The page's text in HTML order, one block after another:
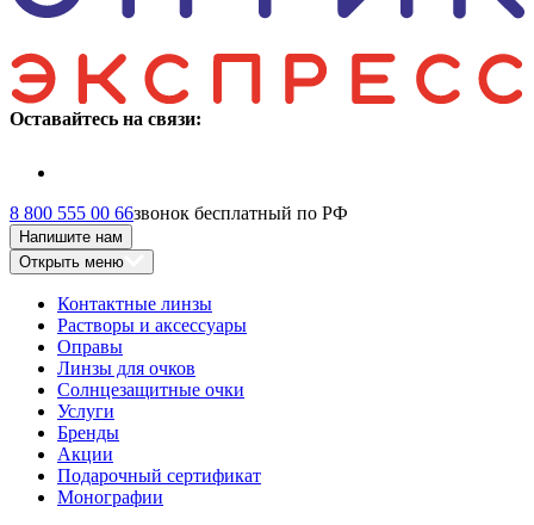
Оставайтесь на связи:
8 800 555 00 66звонок бесплатный по РФ
Напишите нам
Открыть меню
Контактные линзы
Растворы и аксессуары
Оправы
Линзы для очков
Солнцезащитные очки
Услуги
Бренды
Акции
Подарочный сертификат
Монографии